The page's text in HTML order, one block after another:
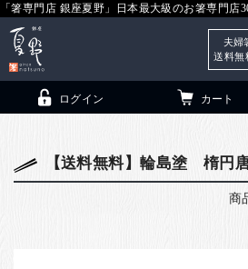
「箸専門店 銀座夏野」日本最大級のお箸専門店
ログイン カート
夫婦
送料無
【送料無料】輪島塗 楕円唐
商